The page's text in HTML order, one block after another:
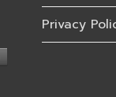
Privacy